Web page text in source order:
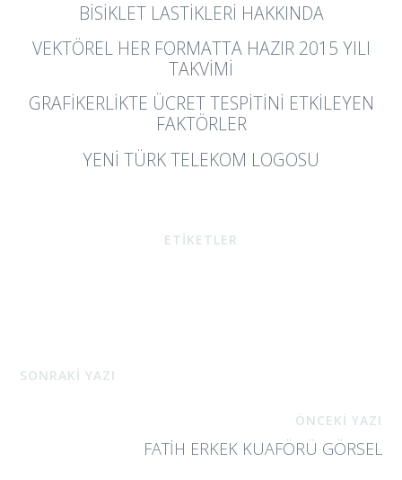
BISIKLET LASTIKLERI HAKKINDA
VEKTÖREL HER FORMATTA HAZIR 2015 YILI
TAKVIMI
GRAFIKERLIKTE ÜCRET TESPITINI ETKILEYEN
FAKTÖRLER
YENI TÜRK TELEKOM LOGOSU
ETİKETLER
SONRAKİ YAZI
ÖNCEKİ YAZI
FATIH ERKEK KUAFÖRÜ GÖRSEL